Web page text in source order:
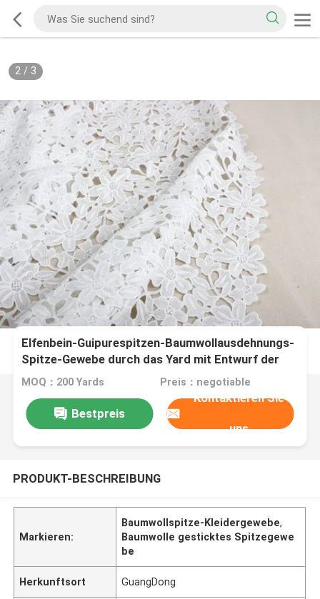
2/ 3
Elfenbein-Guipurespitzen-Baumwollausdehnungs-
Spitze-Gewebe durch das Yard mit Entwurf der
Blumen-3D
MOQ：200 Yards Preis：negotiable
Bestpreis
Kontaktieren Sie
uns
PRODUKT-BESCHREIBUNG
Markieren:
Baumwollspitze-Kleidergewebe,
Baumwolle gesticktes Spitzegewe
be
Herkunftsort GuangDong